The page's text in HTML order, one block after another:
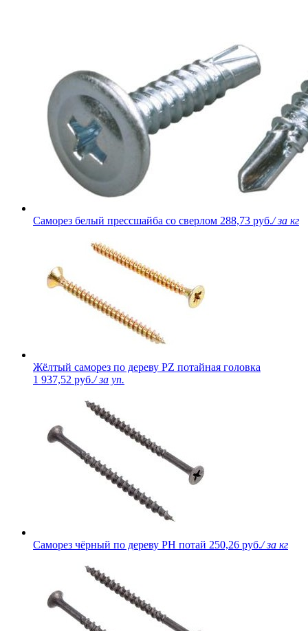
Саморез белый прессшайба со сверлом 288,73 руб./ за кг
Жёлтый саморез по дереву PZ потайная головка
1 937,52 руб./ за уп.
Саморез чёрный по дереву PH потай 250,26 руб./ за кг